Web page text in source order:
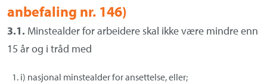
anbefaling nr. 146)
3.1. Minstealder for arbeidere skal ikke være mindre enn
15 år og i tråd med
i) nasjonal minstealder for ansettelse, eller;